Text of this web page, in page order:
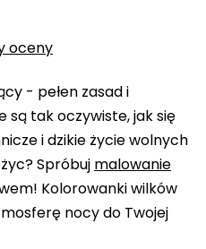
- pełen zasad i
są tak oczywiste, jak się
i dzikie życie wolnych
Spróbuj malowanie
Kolorowanki wilków
nocy do Twojej
oceny